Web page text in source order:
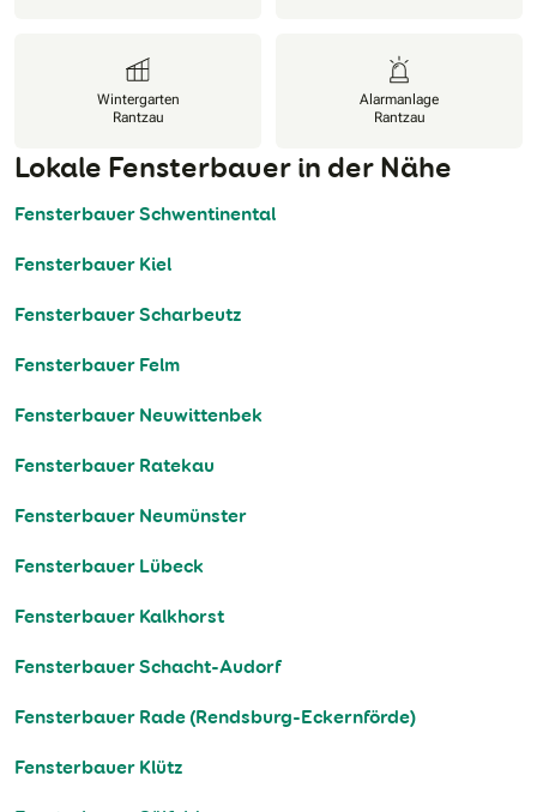
Wintergarten
Rantzau
Alarmanlage
Rantzau
Lokale Fensterbauer in der Nähe
Fensterbauer Schwentinental
Fensterbauer Kiel
Fensterbauer Scharbeutz
Fensterbauer Felm
Fensterbauer Neuwittenbek
Fensterbauer Ratekau
Fensterbauer Neumünster
Fensterbauer Lübeck
Fensterbauer Kalkhorst
Fensterbauer Schacht-Audorf
Fensterbauer Rade (Rendsburg-Eckernförde)
Fensterbauer Klütz